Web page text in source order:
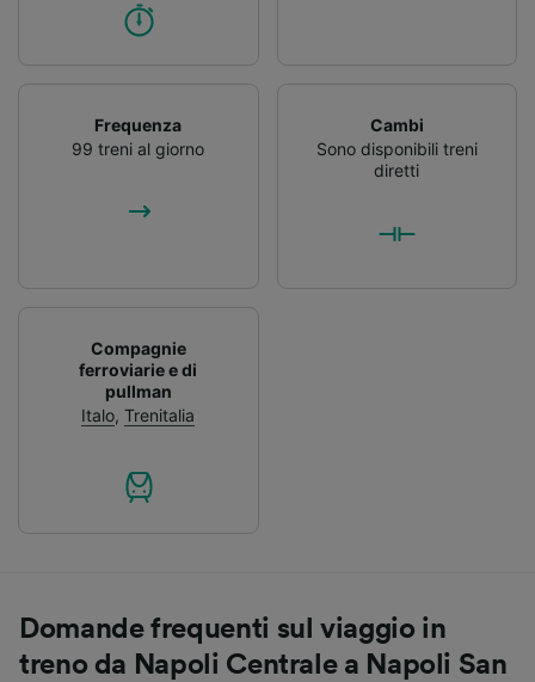
Frequenza
99 treni al giorno
Cambi
Sono disponibili treni
diretti
Compagnie
ferroviarie e di
pullman
Italo,Trenitalia
Domande frequenti sul viaggio in
treno da Napoli Centrale a Napoli San